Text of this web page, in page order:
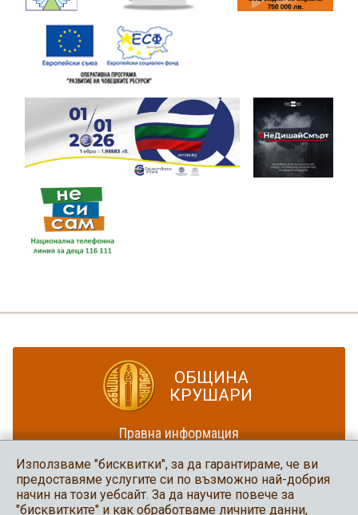
ОБЩИНА
КРУШАРИ
Правна информация
Карта на сайта
Община Крушари
Използваме "бисквитки", за да гарантираме, че ви
предоставяме услугите си по възможно най-добрия
начин на този уебсайт. За да научите повече за
"бисквитките" и как обработваме личните данни,